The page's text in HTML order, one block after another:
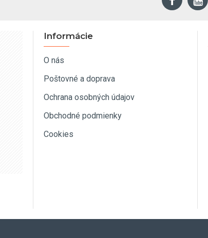
Informácie
O nás
Poštovné a doprava
Ochrana osobných údajov
Obchodné podmienky
Cookies